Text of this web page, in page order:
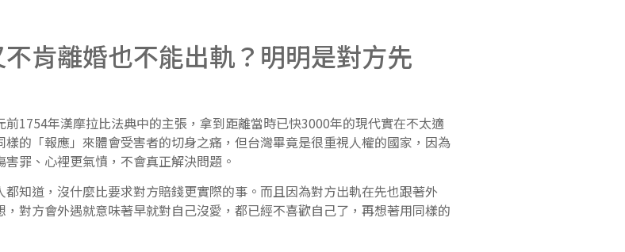
肯離婚也不能出軌？明明是對方先
年漢摩拉比法典中的主張，拿到距離當時已快3000年的現代實在不太適
的「報應」來體會受害者的切身之痛，但台灣畢竟是很重視人權的國家，因為
罪、心裡更氣憤，不會真正解決問題。
道，沒什麼比要求對方賠錢更實際的事。而且因為對方出軌在先也跟著外
對方會外遇就意味著早就對自己沒愛，都已經不喜歡自己了，再想著用同樣的